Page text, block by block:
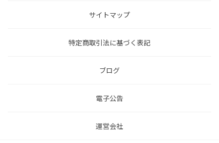
サイトマップ
特定商取引法に基づく表記
ブログ
電子公告
運営会社